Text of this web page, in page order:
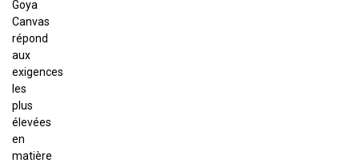
Goya
Canvas
répond
aux
exigences
les
plus
élevées
en
matière